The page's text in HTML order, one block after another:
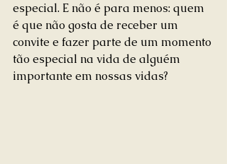
especial. E não é para menos: quem
é que não gosta de receber um
convite e fazer parte de um momento
tão especial na vida de alguém
importante em nossas vidas?